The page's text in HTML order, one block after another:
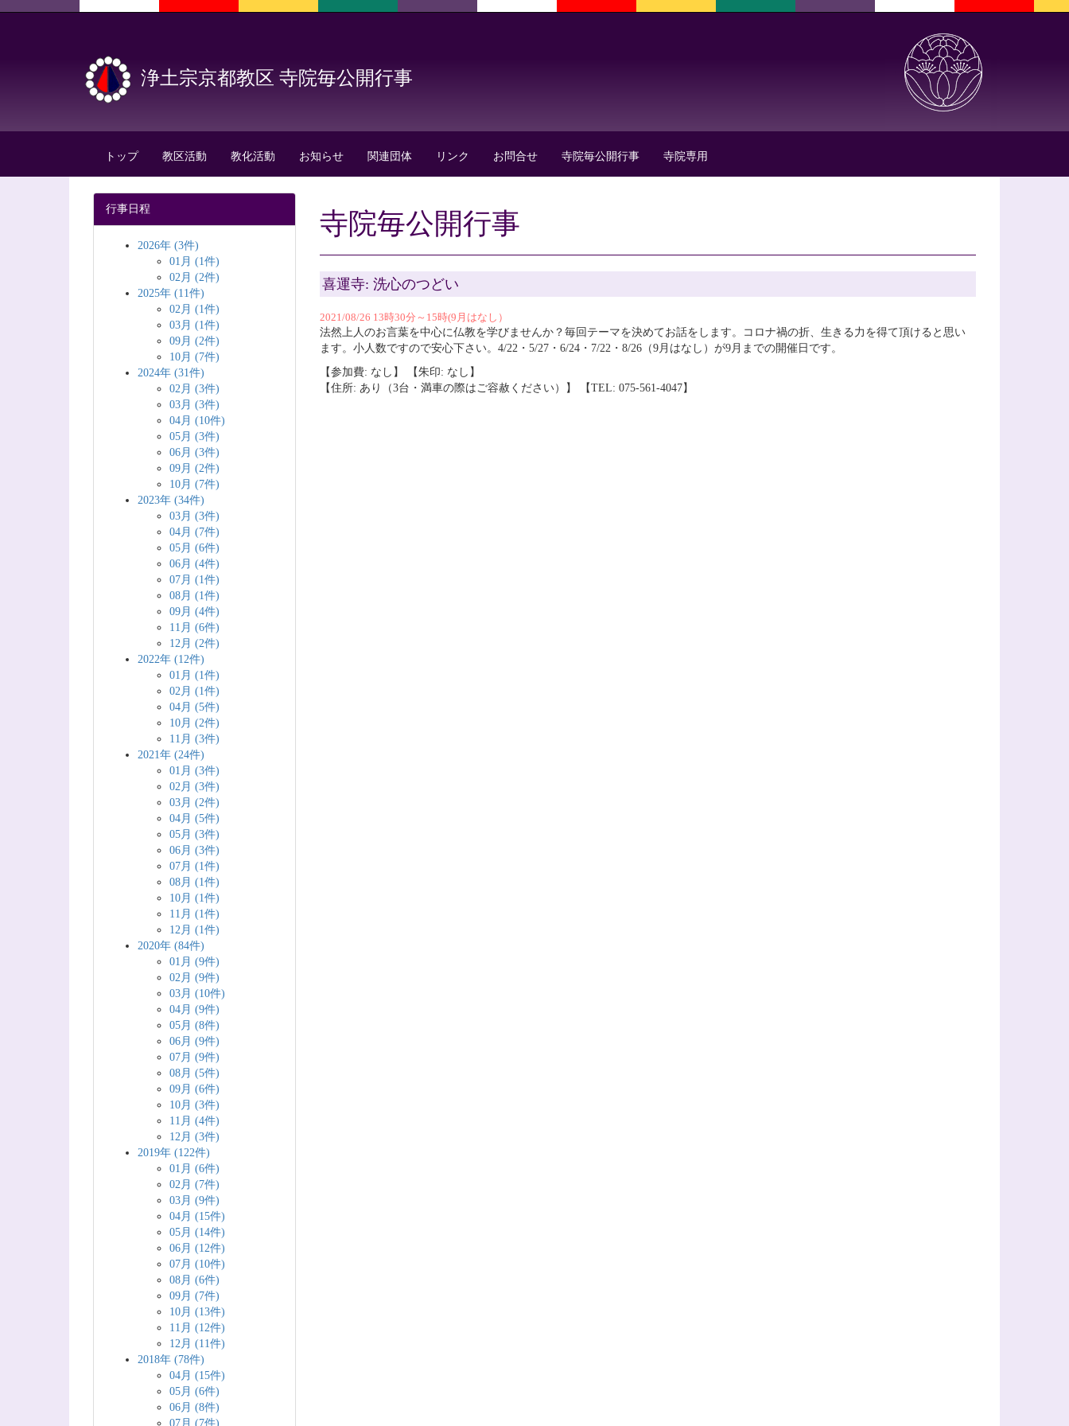
浄土宗京都教区 寺院毎公開行事
トップ 教区活動 教化活動 お知らせ 関連団体 リンク お問合せ 寺院毎公開行事 寺院専用
寺院毎公開行事
喜運寺: 洗心のつどい
2021/08/26 13時30分～15時(9月はなし）
法然上人のお言葉を中心に仏教を学びませんか？毎回テーマを決めてお話をします。コロナ禍の折、生きる力を得て頂けると思い
ます。小人数ですので安心下さい。4/22・5/27・6/24・7/22・8/26（9月はなし）が9月までの開催日です。
【参加費: なし】 【朱印: なし】
【住所: あり（3台・満車の際はご容赦ください）】 【TEL: 075-561-4047】
行事日程
2026年 (3件)
01月 (1件)
02月 (2件)
2025年 (11件)
02月 (1件)
03月 (1件)
09月 (2件)
10月 (7件)
2024年 (31件)
02月 (3件)
03月 (3件)
04月 (10件)
05月 (3件)
06月 (3件)
09月 (2件)
10月 (7件)
2023年 (34件)
03月 (3件)
04月 (7件)
05月 (6件)
06月 (4件)
07月 (1件)
08月 (1件)
09月 (4件)
11月 (6件)
12月 (2件)
2022年 (12件)
01月 (1件)
02月 (1件)
04月 (5件)
10月 (2件)
11月 (3件)
2021年 (24件)
01月 (3件)
02月 (3件)
03月 (2件)
04月 (5件)
05月 (3件)
06月 (3件)
07月 (1件)
08月 (1件)
10月 (1件)
11月 (1件)
12月 (1件)
2020年 (84件)
01月 (9件)
02月 (9件)
03月 (10件)
04月 (9件)
05月 (8件)
06月 (9件)
07月 (9件)
08月 (5件)
09月 (6件)
10月 (3件)
11月 (4件)
12月 (3件)
2019年 (122件)
01月 (6件)
02月 (7件)
03月 (9件)
04月 (15件)
05月 (14件)
06月 (12件)
07月 (10件)
08月 (6件)
09月 (7件)
10月 (13件)
11月 (12件)
12月 (11件)
2018年 (78件)
04月 (15件)
05月 (6件)
06月 (8件)
07月 (7件)